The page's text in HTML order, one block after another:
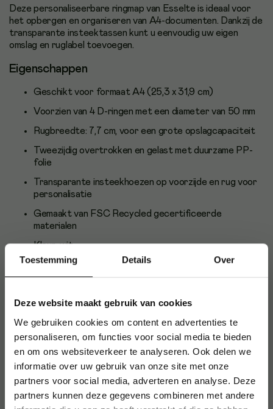
Toestemming Details Over
Deze website maakt gebruik van cookies
We gebruiken cookies om content en advertenties te
personaliseren, om functies voor social media te bieden
en om ons websiteverkeer te analyseren. Ook delen we
informatie over uw gebruik van onze site met onze
partners voor social media, adverteren en analyse. Deze
partners kunnen deze gegevens combineren met andere
Deze personaliseerbare ringmap van Esselte is ideaal voor
het opbergen en organiseren van A4-documenten. Dankzij de
transparante insteektassen kunt u eenvoudig uw eigen
omslag en ruglabel toevoegen.
Eigenschappen
Geschikt voor formaat A4 (25,3 x 31,9 cm)
Voorzien van 4 D-ringen met een diameter van 50 mm
Rugbreedte: 7,7 cm, voor een grote opslagcapaciteit
Tweezijdig overtrokken en gelast met duurzame PP-
folie
Transparante insteekhoezen op voorzijde en rug voor
personalisatie
Gemaakt van FSC Recycled gecertificeerde
materialen
Kleur: wit
Gebruik en gebruikers
of thuis, voor iedereen die documenten overzichtelijk wil
Over Esselte
Esselte staat bekend om innovatieve en betrouwbare
makkelijker maken. Met aandacht voor kwaliteit en
duurzaamheid.